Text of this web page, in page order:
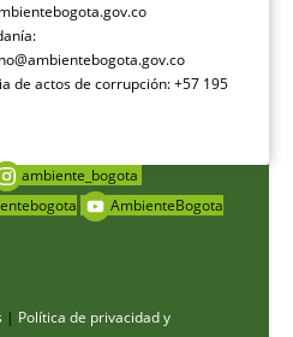
de actos de corrupción: +57 195
ambiente_bogota
AmbienteBogota
| Política de privacidad y